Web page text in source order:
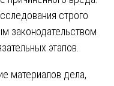
строго
законодательством
этапов.
материалов дела,